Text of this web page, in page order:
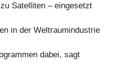
Satelliten – eingesetzt
in der Weltraumindustrie
dabei, sagt